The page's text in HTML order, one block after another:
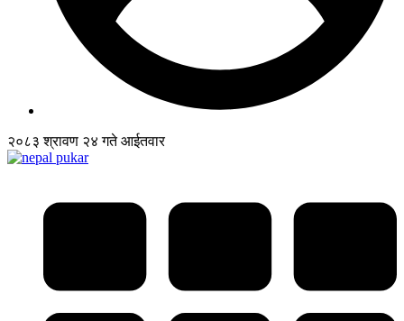
२०८३ श्रावण २४ गते आईतवार